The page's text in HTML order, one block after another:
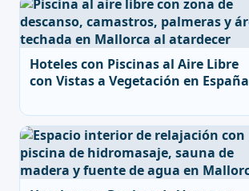
Hoteles con Piscinas al Aire Libre
con Vistas a Vegetación en España